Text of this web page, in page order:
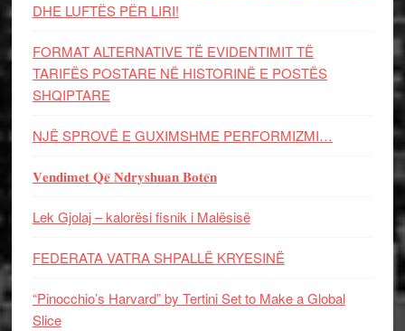
DHE LUFTЁS PЁR LIRI!
FORMAT ALTERNATIVE TË EVIDENTIMIT TË
TARIFËS POSTARE NË HISTORINË E POSTËS
SHQIPTARE
NJË SPROVË E GUXIMSHME PERFORMIZMI…
𝐕𝐞𝐧𝐝𝐢𝐦𝐞𝐭 𝐐𝐞̈ 𝐍𝐝𝐫𝐲𝐬𝐡𝐮𝐚𝐧 𝐁𝐨𝐭𝐞̈𝐧
Lek Gjolaj – kalorësi fisnik i Malësisë
FEDERATA VATRA SHPALLË KRYESINË
“Pinocchio’s Harvard” by Tertini Set to Make a Global
Slice